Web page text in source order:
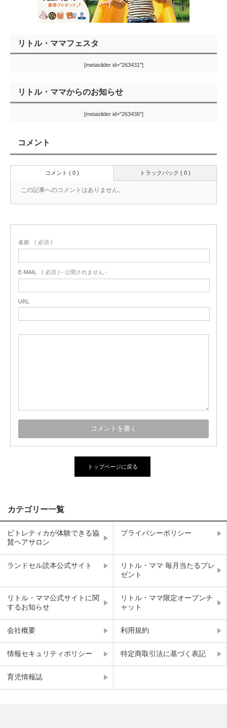
リトル・ママフェスタ
[metaslider id="263431"]
リトル・ママからのお知らせ
[metaslider id="263436"]
コメント
トラックバック ( 0 )
コメント ( 0 )
この記事へのコメントはありません。
名前 ( 必須 )
E-MAIL ( 必須 ) - 公開されません -
URL
トップページに戻る
カテゴリー一覧
ピトレティカが体験できる協
賛ヘアサロン
プライバシーポリシー
ランドセル読本公式サイト
リトル・ママ 毎月当たるプレ
ゼント
リトル・ママ公式サイトに関
するお知らせ
リトル・ママ限定オープンチ
ャット
会社概要 利用規約
情報セキュリティポリシー 特定商取引法に基づく表記
育児情報誌